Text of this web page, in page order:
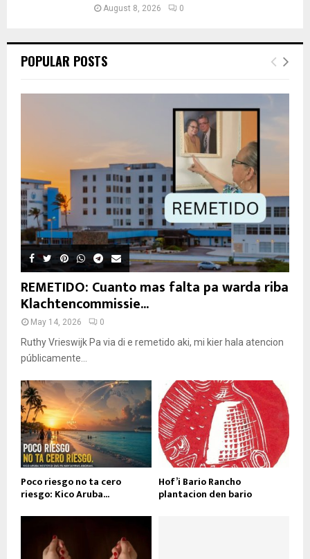
August 8, 2026 0
POPULAR POSTS
REMETIDO: Cuanto mas falta pa warda riba
Klachtencommissie...
May 14, 2026 0
Ruthy Vrieswijk Pa via di e remetido aki, mi kier hala atencion
públicamente...
Poco riesgo no ta cero
riesgo: Kico Aruba...
Hof’i Bario Rancho
plantacion den bario